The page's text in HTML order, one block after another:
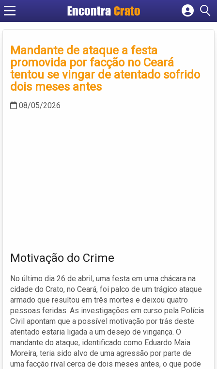
Encontra Crato
Cadastrar empresa
Criar conta
Mandante de ataque a festa
promovida por facção no Ceará
tentou se vingar de atentado sofrido
dois meses antes
08/05/2026
Motivação do Crime
No último dia 26 de abril, uma festa em uma chácara na
cidade do Crato, no Ceará, foi palco de um trágico ataque
armado que resultou em três mortes e deixou quatro
pessoas feridas. As investigações em curso pela Polícia
Civil apontam que a possível motivação por trás deste
atentado estaria ligada a um desejo de vingança. O
mandante do ataque, identificado como Eduardo Maia
Moreira, teria sido alvo de uma agressão por parte de
uma facção rival cerca de dois meses antes, o que pode